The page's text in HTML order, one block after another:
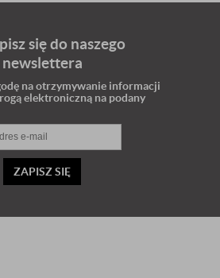
się do naszego
newslettera
na otrzymywanie informacji
elektroniczną na podany
ZAPISZ SIĘ